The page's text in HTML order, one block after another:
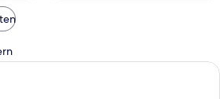
Verdunkelungsvorhänge,